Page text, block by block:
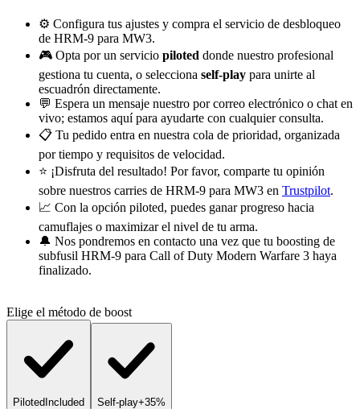
⚙️ Configura tus ajustes y compra el servicio de desbloqueo
de HRM-9 para MW3.
🎮 Opta por un servicio piloted donde nuestro profesional
gestiona tu cuenta, o selecciona self-play para unirte al
escuadrón directamente.
💬 Espera un mensaje nuestro por correo electrónico o chat en
vivo; estamos aquí para ayudarte con cualquier consulta.
📋 Tu pedido entra en nuestra cola de prioridad, organizada
por tiempo y requisitos de velocidad.
⭐ ¡Disfruta del resultado! Por favor, comparte tu opinión
sobre nuestros carries de HRM-9 para MW3 en Trustpilot.
📈 Con la opción piloted, puedes ganar progreso hacia
camuflajes o maximizar el nivel de tu arma.
🔔 Nos pondremos en contacto una vez que tu boosting de
subfusil HRM-9 para Call of Duty Modern Warfare 3 haya
finalizado.
Elige el método de boost
Piloted Included Self-play+35%